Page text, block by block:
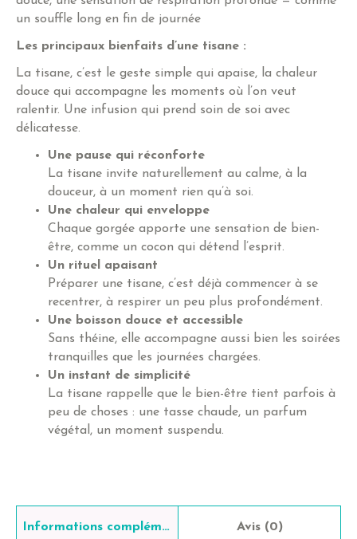
un souffle long en fin de journée
Les principaux bienfaits d’une tisane :
La tisane, c’est le geste simple qui apaise, la chaleur
douce qui accompagne les moments où l’on veut
ralentir. Une infusion qui prend soin de soi avec
délicatesse.
Une pause qui réconforte
La tisane invite naturellement au calme, à la
douceur, à un moment rien qu’à soi.
Une chaleur qui enveloppe
Chaque gorgée apporte une sensation de bien-
être, comme un cocon qui détend l’esprit.
Un rituel apaisant
Préparer une tisane, c’est déjà commencer à se
recentrer, à respirer un peu plus profondément.
Une boisson douce et accessible
Sans théine, elle accompagne aussi bien les soirées
tranquilles que les journées chargées.
Un instant de simplicité
La tisane rappelle que le bien-être tient parfois à
peu de choses : une tasse chaude, un parfum
végétal, un moment suspendu.
Informations complémentaires Avis (0)